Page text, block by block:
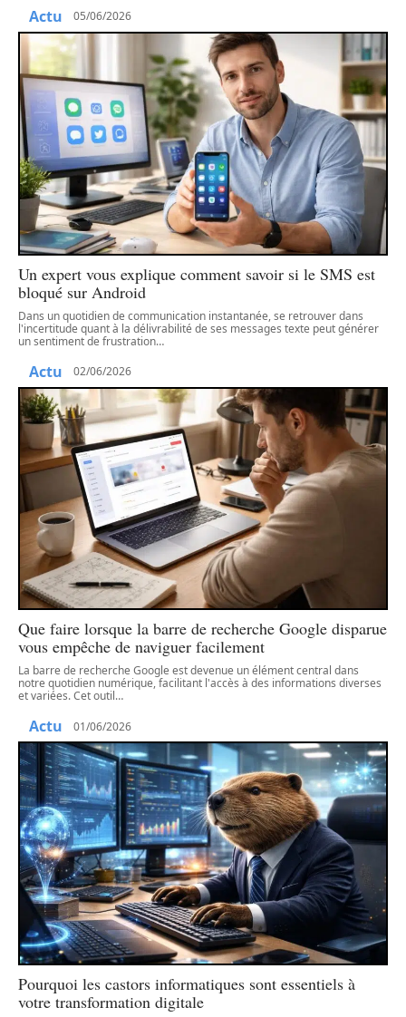
Actu 05/06/2026
Un expert vous explique comment savoir si le SMS est
bloqué sur Android
Dans un quotidien de communication instantanée, se retrouver dans
l'incertitude quant à la délivrabilité de ses messages texte peut générer
un sentiment de frustration…
Actu 02/06/2026
Que faire lorsque la barre de recherche Google disparue
vous empêche de naviguer facilement
La barre de recherche Google est devenue un élément central dans
notre quotidien numérique, facilitant l'accès à des informations diverses
et variées. Cet outil…
Actu 01/06/2026
Pourquoi les castors informatiques sont essentiels à
votre transformation digitale